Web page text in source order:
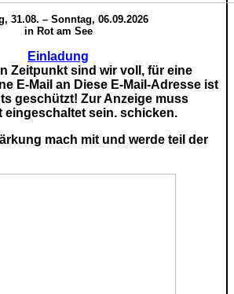
31.08. – Sonntag, 06.09.2026
in Rot am See
Einladung
Zeitpunkt sind wir voll, für eine
E-Mail an Diese E-Mail-Adresse ist
geschützt! Zur Anzeige muss
eingeschaltet sein. schicken.
mach mit und werde teil der